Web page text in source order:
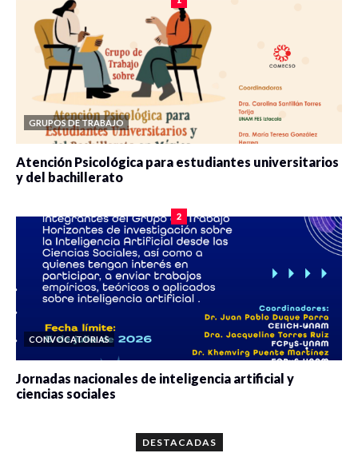
GRUPOS DE TRABAJO
Atención Psicológica para estudiantes universitarios
y del bachillerato
2
CONVOCATORIAS
Jornadas nacionales de inteligencia artificial y
ciencias sociales
DESTACADAS